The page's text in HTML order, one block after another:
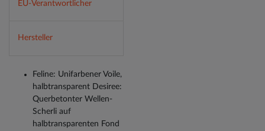
EU-Verantwortlicher
Hersteller
Feline: Unifarbener Voile,
halbtransparent Desiree:
Querbetonter Wellen-
Scherli auf
halbtransparenten Fond